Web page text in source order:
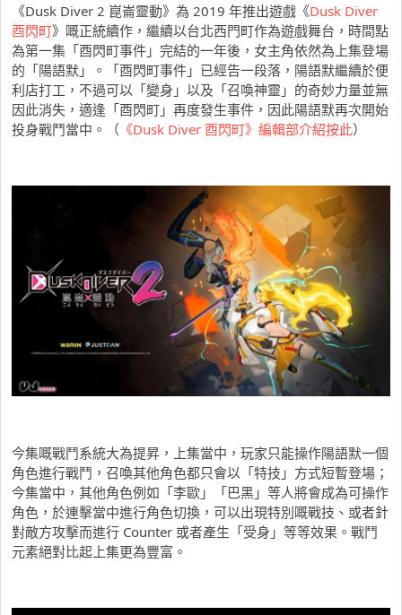
《Dusk Diver 2 崑崙靈動》為 2019 年推出遊戲《Dusk Diver
酉閃町》嘅正統續作，繼續以台北西門町作為遊戲舞台，時間點
為第一集「酉閃町事件」完結的一年後，女主角依然為上集登場
的「陽語默」。「酉閃町事件」已經告一段落，陽語默繼續於便
利店打工，不過可以「變身」以及「召喚神靈」的奇妙力量並無
因此消失，適逢「酉閃町」再度發生事件，因此陽語默再次開始
投身戰鬥當中。（ 《Dusk Diver 酉閃町》編輯部介紹按此）
今集嘅戰鬥系統大為提昇，上集當中，玩家只能操作陽語默一個
角色進行戰鬥，召喚其他角色都只會以「特技」方式短暫登場；
今集當中，其他角色例如「李歐」「巴黑」等人將會成為可操作
角色，於連擊當中進行角色切換，可以出現特別嘅戰技、或者針
對敵方攻擊而進行 Counter 或者產生「受身」等等效果。戰鬥
元素絕對比起上集更為豐富。